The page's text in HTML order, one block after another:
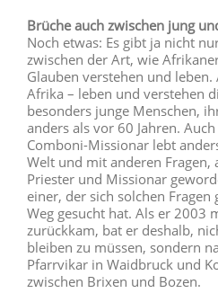
Brüche auch zwischen jung
Noch etwas: Es gibt ja nicht
zwischen der Art, wie
Glauben verstehen und
Afrika – leben und verstehen
besonders junge Menschen,
anders als vor 60 Jahren.
Comboni-Missionar lebt
Welt und mit anderen Fragen,
Priester und Missionar
einer, der sich solchen Fragen
Weg gesucht hat. Als er 2003
zurückkam, bat er deshalb,
bleiben zu müssen, sondern
Pfarrvikar in Waidbruck und
zwischen Brixen und Bozen.